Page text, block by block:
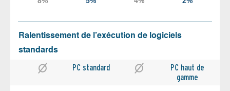
Ralentissement de l’exécution de logiciels
standards
PC standard
PC haut de
gamme